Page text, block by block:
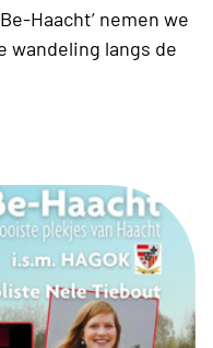
Haacht’ nemen we
wandeling langs de